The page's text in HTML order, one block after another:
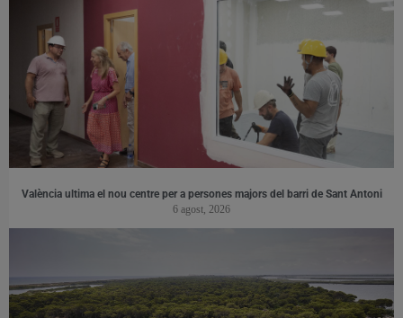
València ultima el nou centre per a persones majors del barri de Sant Antoni
6 agost, 2026